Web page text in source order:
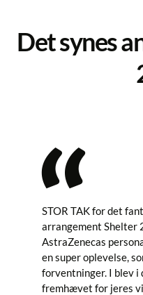
Det synes
STOR TAK for det
arrangement Shelter
AstraZenecas
en super oplevelse,
forventninger. I blev i
fremhævet for jeres